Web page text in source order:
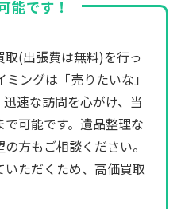
能です！
(出張費は無料)を行っ
ングは「売りたいな」
速な訪問を心がけ、当
可能です。遺品整理な
方もご相談ください。
ただくため、高価買取